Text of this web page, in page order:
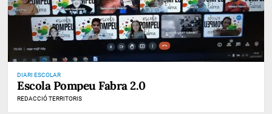
DIARI ESCOLAR
Escola Pompeu Fabra 2.0
REDACCIÓ TERRITORIS